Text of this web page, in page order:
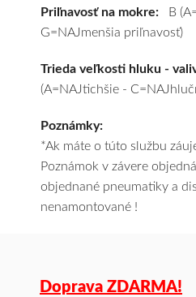
Priľnavosť na mokre: B
G=NAJmenšia priľnavosť)
Trieda veľkosti hluku -
(A=NAJtichšie -
Poznámky:
*Ak máte o túto službu
Poznámok v závere
objednané pneumatiky a
nenamontované !
Doprava ZDARMA!